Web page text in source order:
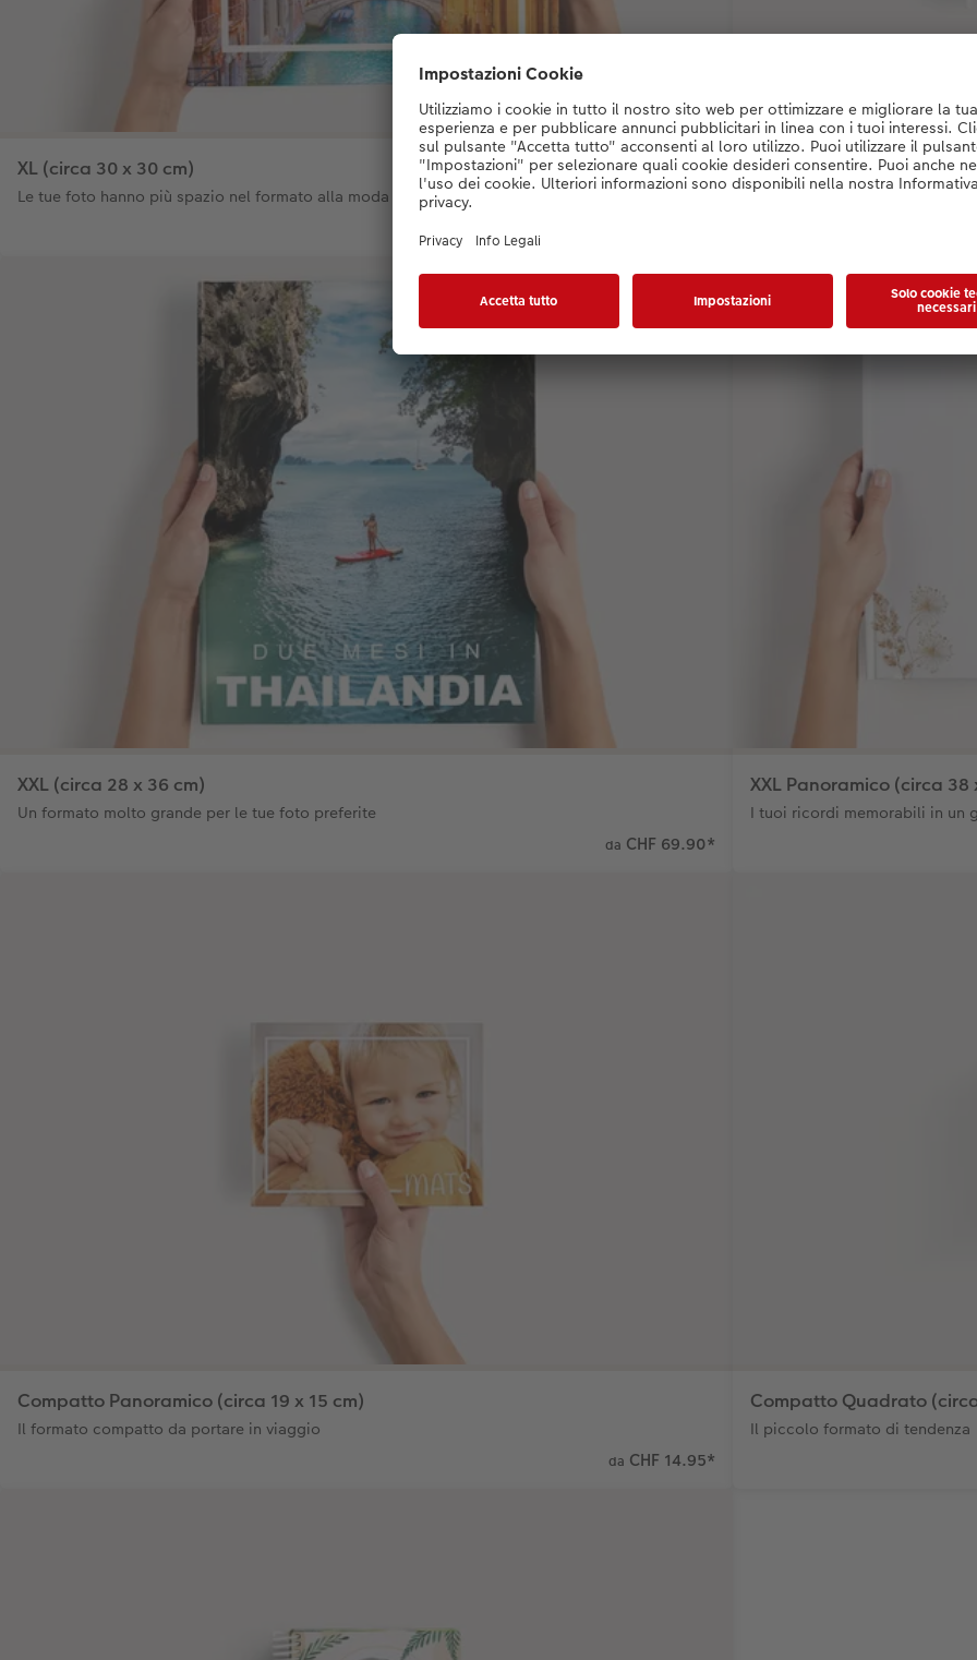
XL (circa 30 x 30 cm)
Le tue foto hanno più spazio nel formato alla moda
Quadrato (circa 21 x 21
Un formato compatto e
XXL (circa 28 x 36 cm)
Un formato molto grande per le tue foto preferite
da CHF 69.90*
XXL Panoramico (circa 38
I tuoi ricordi memorabili in un
Compatto Panoramico (circa 19 x 15 cm)
Il formato compatto da portare in viaggio
da CHF 14.95*
Compatto Quadrato
Il piccolo formato di tendenza